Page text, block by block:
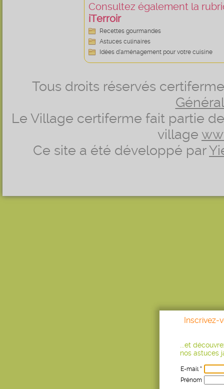
Consultez également la
iTerroir
Recettes gourmandes
Astuces culinaires
Idées d’aménagement pour votre cuisine
Tous droits réservés
Le Village certiferme fait partie
village
Ce site a été développé par
Inscrivez-
...et
nos astuces
E-mail *
Prénom